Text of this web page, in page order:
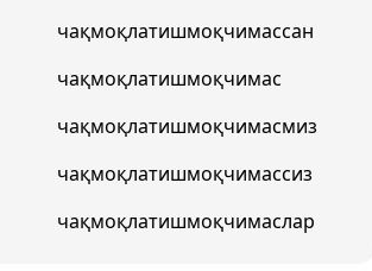
чақмоқлатишмоқчимассан
чақмоқлатишмоқчимас
чақмоқлатишмоқчимасмиз
чақмоқлатишмоқчимассиз
чақмоқлатишмоқчимаслар